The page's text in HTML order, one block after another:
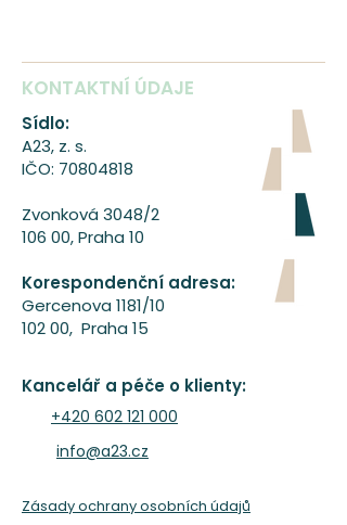
KONTAKTNÍ ÚDAJE
Sídlo:
A23, z. s.
IČO: 70804818
Zvonková 3048/2
106 00, Praha 10
Korespondenční adresa:
Gercenova 1181/10
102 00, Praha 15
Kancelář a péče o klienty:
+420 602 121 000
info@a23.cz
Zásady ochrany osobních údajů